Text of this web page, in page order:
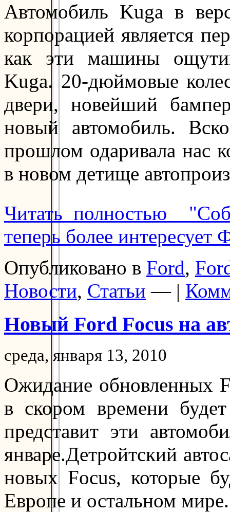
Автомобиль Kuga в
корпорацией является
как эти машины
Kuga. 20-дюймовые
двери, новейший
новый автомобиль.
прошлом одаривала нас
в новом детище
Читать полностью
теперь более интересует
Опубликовано в Ford,
Новости, Статьи — |
Новый Ford Focus на
среда, января 13, 2010
Ожидание обновленных
в скором времени
представит эти
январе.Детройтский
новых Focus, которые
Европе и остальном мире.